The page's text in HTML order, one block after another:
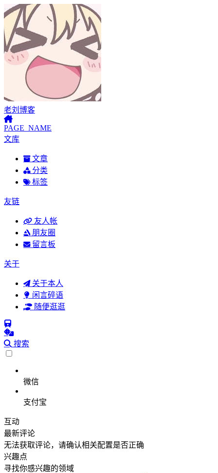
老刘博客
PAGE_NAME
文库
文章
分类
标签
友链
友人帐
朋友圈
留言板
关于
关于本人
闲言碎语
随便逛逛
搜索
微信
支付宝
互动
最新评论
无法获取评论，请确认相关配置是否正确
兴趣点
寻找你感兴趣的领域